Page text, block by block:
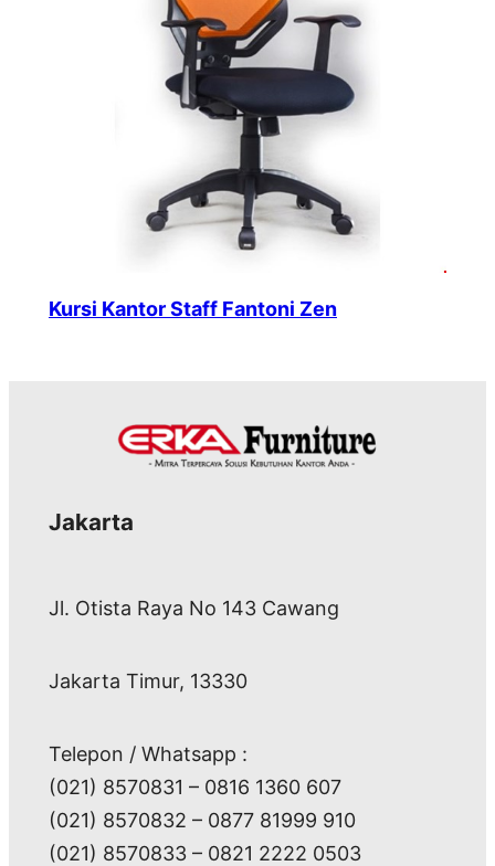
Kursi Kantor Staff Fantoni Zen
Jakarta
Jl. Otista Raya No 143 Cawang
Jakarta Timur, 13330
Telepon / Whatsapp :
(021) 8570831 – 0816 1360 607
(021) 8570832 – 0877 81999 910
(021) 8570833 – 0821 2222 0503